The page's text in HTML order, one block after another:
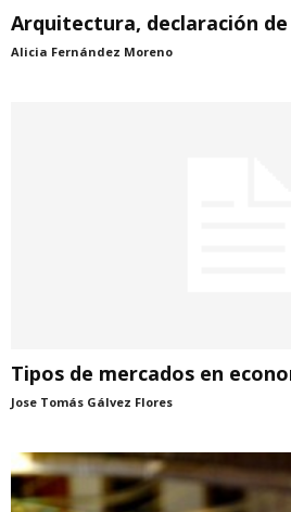
Arquitectura, declaración
Alicia Fernández Moreno
Tipos de mercados en
Jose Tomás Gálvez Flores